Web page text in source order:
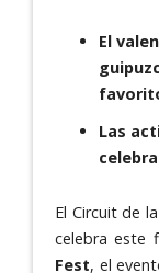
El
Las
El Circuit de
celebra este
Fest, el